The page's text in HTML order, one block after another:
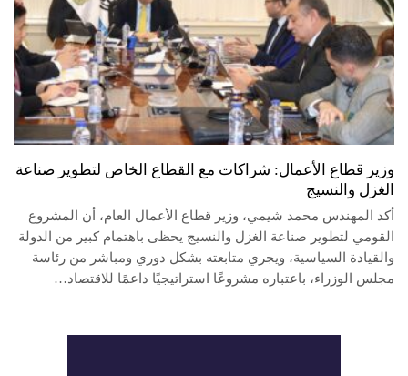
وزير قطاع الأعمال: شراكات مع القطاع الخاص لتطوير صناعة
الغزل والنسيج
أكد المهندس محمد شيمي، وزير قطاع الأعمال العام، أن المشروع
القومي لتطوير صناعة الغزل والنسيج يحظى باهتمام كبير من الدولة
والقيادة السياسية، ويجري متابعته بشكل دوري ومباشر من رئاسة
مجلس الوزراء، باعتباره مشروعًا استراتيجيًا داعمًا للاقتصاد…